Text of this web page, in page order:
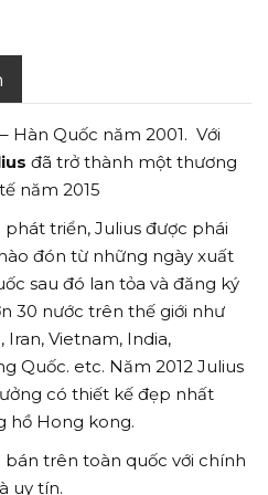
Hàn Quốc năm 2001. Với
đã trở thành một thương
năm 2015
triển, Julius được phái
đón từ những ngày xuất
sau đó lan tỏa và đăng ký
30 nước trên thế giới như
Iran, Vietnam, India,
Quốc. etc. Năm 2012 Julius
có thiết kế đẹp nhất
hồ Hong kong.
trên toàn quốc với chính
uy tín.